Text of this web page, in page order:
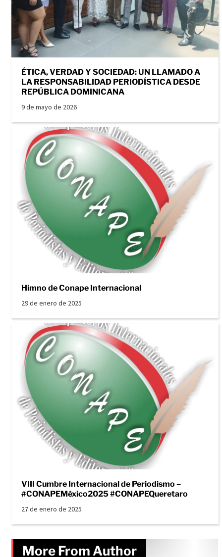
ÉTICA, VERDAD Y SOCIEDAD: UN LLAMADO A
LA RESPONSABILIDAD PERIODÍSTICA DESDE
REPÚBLICA DOMINICANA
9 de mayo de 2026
Himno de Conape Internacional
29 de enero de 2025
VIII Cumbre Internacional de Periodismo –
#CONAPEMéxico2025 #CONAPEQueretaro
27 de enero de 2025
More From Author